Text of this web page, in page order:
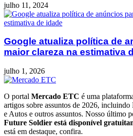
julho 11, 2024
Google atualiza política de
maior clareza na estimativa
julho 1, 2026
O portal Mercado ETC é uma
artigos sobre assuntos de 2026,
e Autos e outros assuntos. Nosso último
Future Soldier está disponível
está em destaque, confira.